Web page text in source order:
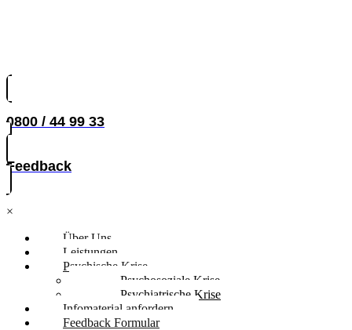
0800 / 44 99 33
Feedback
×
Über Uns
Leistungen
Psychische Krise
Psychosoziale Krise
Psychiatrische Krise
Infomaterial anfordern
Feedback Formular